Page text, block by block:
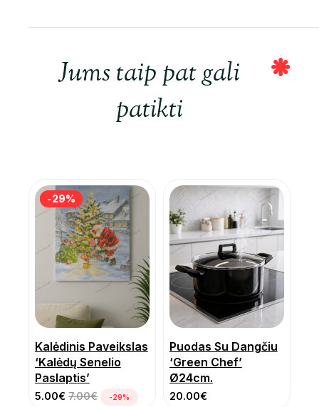
Jums taip pat gali
patikti
Kalėdinis Paveikslas
‘Kalėdų Senelio
Paslaptis’
5.00€ 7.00€
-29%
-29%
-29%
Puodas Su Dangčiu
‘Green Chef’
Ø24cm.
20.00€